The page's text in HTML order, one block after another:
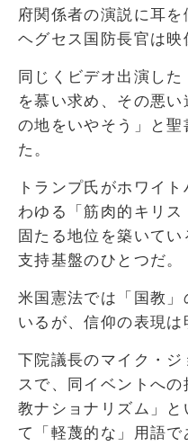
府関係者の演説に耳
ヘグセス国防長官は映
同じくビデオ出演し
を慕い求め、その悪
の地をいやそう」と
た。
トランプ氏がホワイ
わゆる「筋肉的キリ
固たる地位を築いて
支持基盤のひとつだ。
米国憲法では「国教
いるが、信仰の表現は
下院議長のマイク・
スで、同イベントへ
教ナショナリズム」
て「軽蔑的な」用語